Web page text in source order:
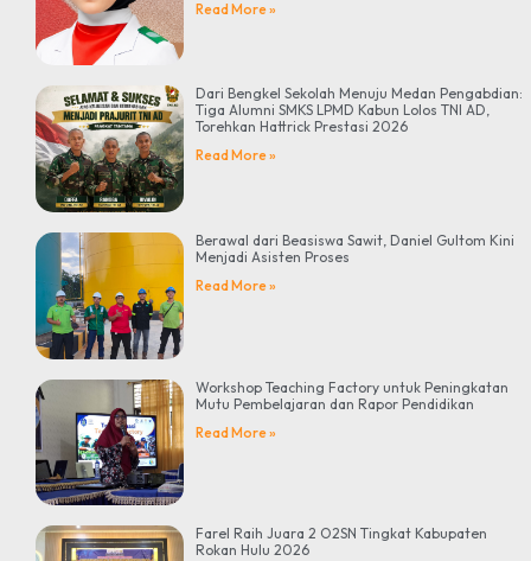
Read More »
Dari Bengkel Sekolah Menuju Medan Pengabdian:
Tiga Alumni SMKS LPMD Kabun Lolos TNI AD,
Torehkan Hattrick Prestasi 2026
Read More »
Berawal dari Beasiswa Sawit, Daniel Gultom Kini
Menjadi Asisten Proses
Read More »
Workshop Teaching Factory untuk Peningkatan
Mutu Pembelajaran dan Rapor Pendidikan
Read More »
Farel Raih Juara 2 O2SN Tingkat Kabupaten
Rokan Hulu 2026